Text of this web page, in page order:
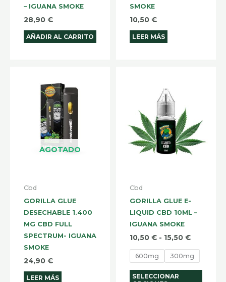
– IGUANA SMOKE
28,90 €
AÑADIR AL CARRITO
SMOKE
10,50 €
LEER MÁS
AGOTADO
Cbd
GORILLA GLUE
DESECHABLE 1.400
MG CBD FULL
SPECTRUM- IGUANA
SMOKE
24,90 €
LEER MÁS
Cbd
GORILLA GLUE E-
LIQUID CBD 10ML –
IGUANA SMOKE
10,50 € - 15,50 €
15,50 €
600mg 300mg
SELECCIONAR
Las